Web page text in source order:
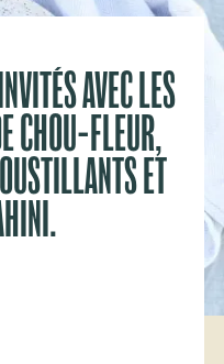
AVEC LES
CHOU-FLEUR,
ET